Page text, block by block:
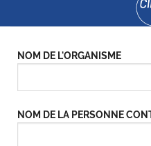
NOM DE L'ORGANISME
NOM DE LA PERSONNE